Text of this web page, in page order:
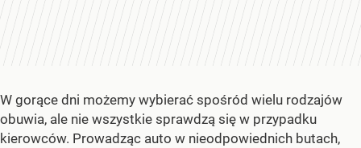
W gorące dni możemy wybierać spośród wielu rodzajów
obuwia, ale nie wszystkie sprawdzą się w przypadku
kierowców. Prowadząc auto w nieodpowiednich butach,